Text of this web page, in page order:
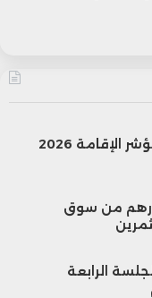
المغرب في المرتبة 106 عالمياً في مؤشر الإقامة 2026
تعبئ 800 مليون درهم من سوق
الرابعة